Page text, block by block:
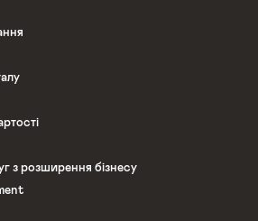
з розширення бізнесу